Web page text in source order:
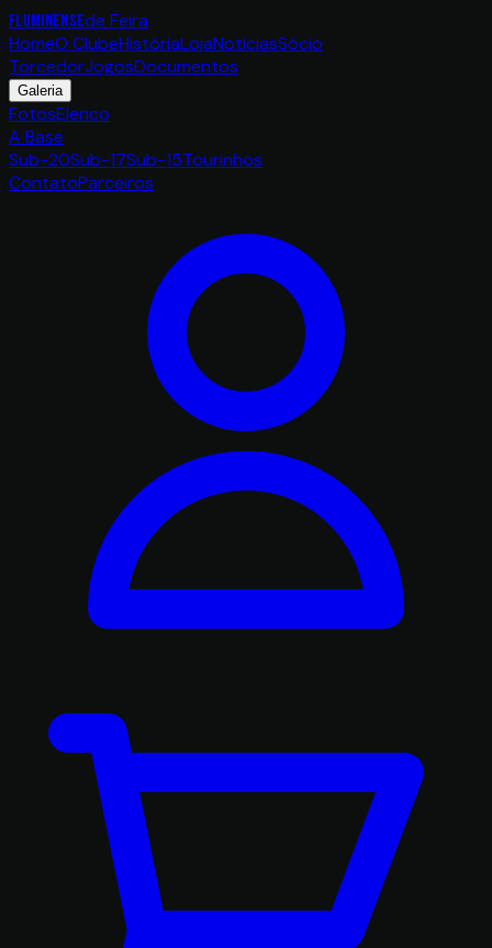
FLUMINENSEde Feira
HomeO ClubeHistóriaLojaNotíciasSócio
TorcedorJogosDocumentos
Galeria
FotosElenco
A Base
Sub-20Sub-17Sub-15Tourinhos
ContatoParceiros